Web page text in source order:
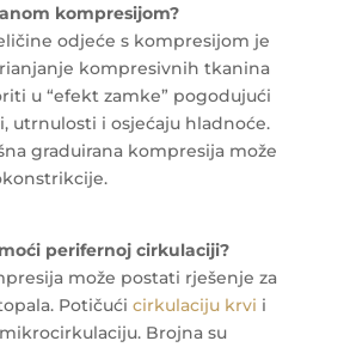
kompresijom?
odjeće s kompresijom je
kompresivnih tkanina
u “efekt zamke” pogodujući
utrnulosti i osjećaju hladnoće.
graduirana kompresija može
perifernoj cirkulaciji?
može postati rješenje za
Potičući cirkulaciju krvi i
Brojna su